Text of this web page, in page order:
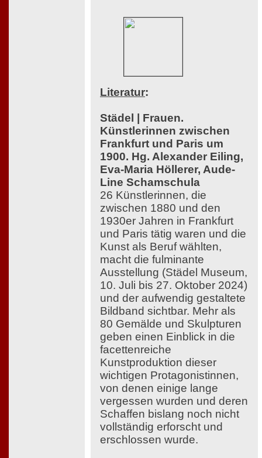
Literatur:
Städel | Frauen.
Künstlerinnen zwischen
Frankfurt und Paris um
1900. Hg. Alexander Eiling,
Eva-Maria Höllerer, Aude-
Line Schamschula
26 Künstlerinnen, die
zwischen 1880 und den
1930er Jahren in Frankfurt
und Paris tätig waren und die
Kunst als Beruf wählten,
macht die fulminante
Ausstellung (Städel Museum,
10. Juli bis 27. Oktober 2024)
und der aufwendig gestaltete
Bildband sichtbar. Mehr als
80 Gemälde und Skulpturen
geben einen Einblick in die
facettenreiche
Kunstproduktion dieser
wichtigen Protagonistinnen,
von denen einige lange
vergessen wurden und deren
Schaffen bislang noch nicht
vollständig erforscht und
erschlossen wurde.